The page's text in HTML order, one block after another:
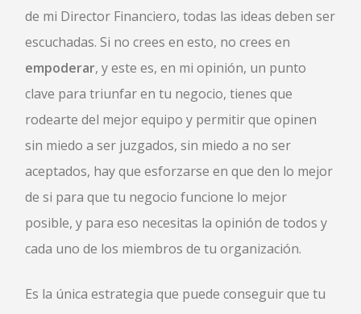
de mi Director Financiero, todas las ideas deben ser
escuchadas. Si no crees en esto, no crees en
empoderar, y este es, en mi opinión, un punto
clave para triunfar en tu negocio, tienes que
rodearte del mejor equipo y permitir que opinen
sin miedo a ser juzgados, sin miedo a no ser
aceptados, hay que esforzarse en que den lo mejor
de si para que tu negocio funcione lo mejor
posible, y para eso necesitas la opinión de todos y
cada uno de los miembros de tu organización.
Es la única estrategia que puede conseguir que tu